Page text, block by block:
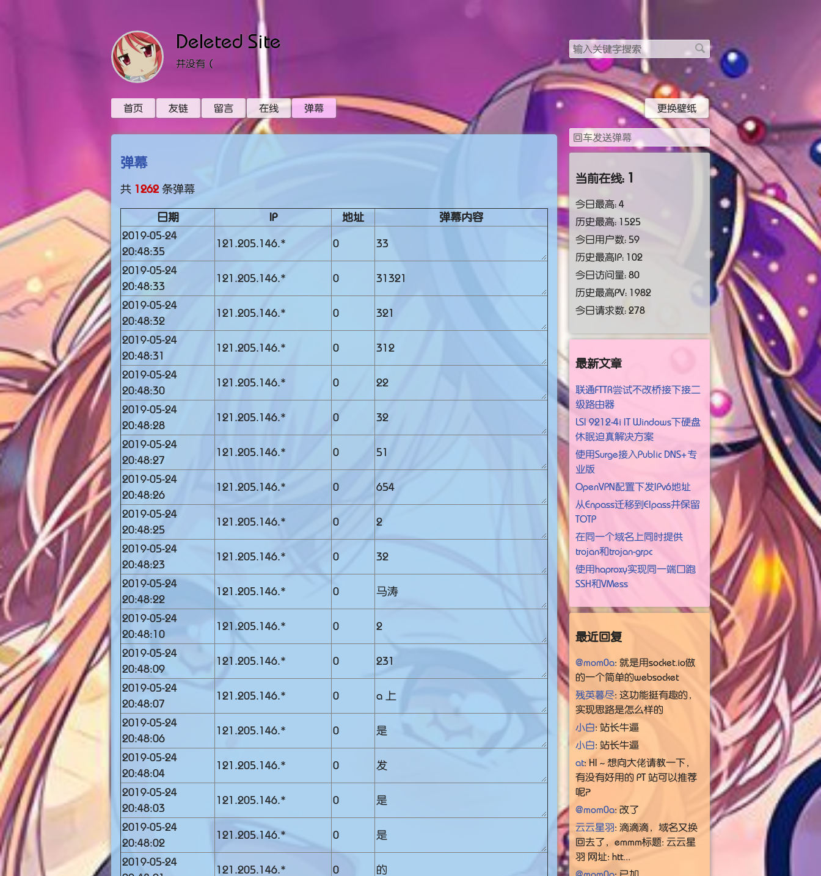
Deleted Site
并没有（
搜
索
关
键
字
首页
友链 留言 在线 弹幕 更换壁纸
弹幕
共 1262 条弹幕
日期 IP 地址
弹幕内容
2019-05-24
20:48:35
121.205.146.* 0 33
2019-05-24
20:48:33
121.205.146.* 0 31321
2019-05-24
20:48:32
121.205.146.* 0 321
2019-05-24
20:48:31
121.205.146.* 0 312
2019-05-24
20:48:30
121.205.146.* 0 22
2019-05-24
20:48:28
121.205.146.* 0 32
2019-05-24
20:48:27
121.205.146.* 0 51
2019-05-24
20:48:26
121.205.146.* 0 654
2019-05-24
20:48:25
121.205.146.* 0 2
2019-05-24
20:48:23
121.205.146.* 0 32
2019-05-24
20:48:22
121.205.146.* 0 马涛
2019-05-24
20:48:10
121.205.146.* 0 2
2019-05-24
20:48:09
121.205.146.* 0 231
2019-05-24
20:48:07
121.205.146.* 0 a 上
2019-05-24
20:48:06
121.205.146.* 0 是
2019-05-24
20:48:04
121.205.146.* 0 发
2019-05-24
20:48:03
121.205.146.* 0 是
2019-05-24
20:48:02
121.205.146.* 0 是
2019-05-24
121.205.146.* 0 的
当前在线： 1
今日最高： 4
历史最高： 1525
今日用户数： 59
历史最高IP： 102
今日访问量： 80
历史最高PV： 1982
今日请求数： 278
最新文章
联通FTTR尝试不改桥接下接二
级路由器
LSI 9212-4i IT Windows下硬盘
休眠迫真解决方案
使用Surge接入Public DNS+专
业版
OpenVPN配置下发IPv6地址
从Enpass迁移到Elpass并保留
TOTP
在同一个域名上同时提供
trojan和trojan-grpc
使用haproxy实现同一端口跑
SSH和VMess
最近回复
@mom0a: 就是用socket.io做
的一个简单的websocket
残英暮尽: 这功能挺有趣的，
实现思路是怎么样的
小白: 站长牛逼
小白: 站长牛逼
at: HI～想向大佬请教一下，
有没有好用的 PT 站可以推荐
呢？
@mom0a: 改了
云云星羽: 滴滴滴，域名又换
回去了，emmm标题: 云云星
羽 网址: htt...